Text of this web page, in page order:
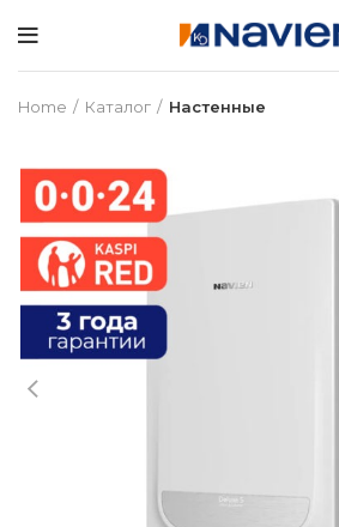
Home Каталог Настенные